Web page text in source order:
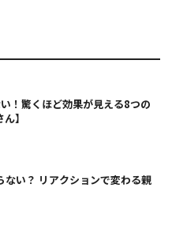
！驚くほど効果が見える8つの
】
ない？ リアクションで変わる親